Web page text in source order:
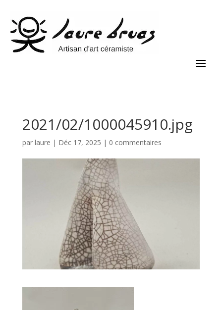
2021/02/1000045910.jpg
par laure | Déc 17, 2025 | 0 commentaires